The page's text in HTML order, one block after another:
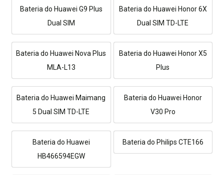
Bateria do Huawei G9 Plus
Dual SIM
Bateria do Huawei Honor 6X
Dual SIM TD-LTE
Bateria do Huawei Nova Plus
MLA-L13
Bateria do Huawei Honor X5
Plus
Bateria do Huawei Maimang
5 Dual SIM TD-LTE
Bateria do Huawei Honor
V30 Pro
Bateria do Huawei
HB466594EGW
Bateria do Philips CTE166